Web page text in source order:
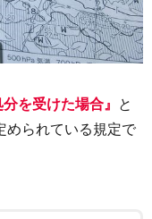
を受けた場合』
と
められている規定で